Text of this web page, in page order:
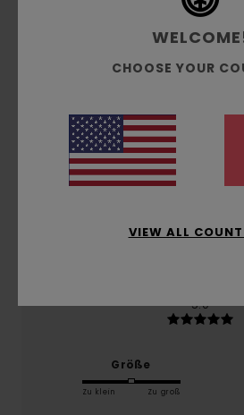
Durchschnittliche
4.0 /5
basierend auf1 verifizierten
100% unserer Kunden
4.0
5.0
Größe
Zu klein Zu groß
CHOOSE YOUR
VIEW ALL